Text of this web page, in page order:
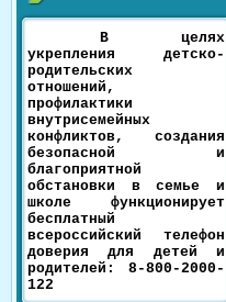
В целях
укрепления детско-
родительских
отношений,
профилактики
внутрисемейных
конфликтов, создания
безопасной и
благоприятной
обстановки в семье и
школе функционирует
бесплатный
всероссийский телефон
доверия для детей и
родителей: 8-800-2000-
122